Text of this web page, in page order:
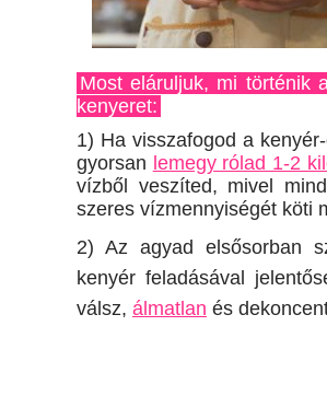
Most eláruljuk, mi történik
kenyeret:
1) Ha visszafogod a
gyorsan lemegy rólad 1-2
vízből veszíted, mivel
szeres vízmennyiségét köti
2) Az agyad elsősorban
kenyér feladásával
válsz, álmatlan és